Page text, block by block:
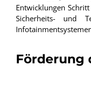
Entwicklungen
Sicherheits- und
Förderung